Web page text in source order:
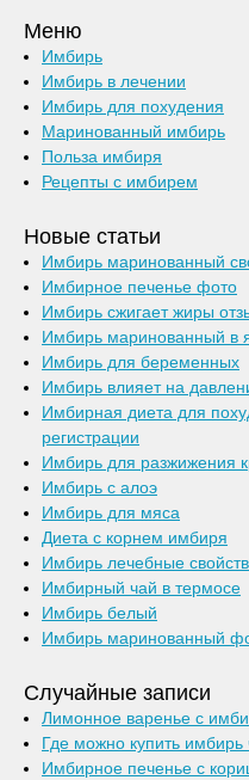
Меню
Имбирь
Имбирь в лечении
Имбирь для похудения
Маринованный имбирь
Польза имбиря
Рецепты с имбирем
Новые статьи
Имбирь маринованный
Имбирное печенье фото
Имбирь сжигает жиры
Имбирь маринованный в
Имбирь для беременных
Имбирь влияет на
Имбирная диета для
регистрации
Имбирь для разжижения
Имбирь с алоэ
Имбирь для мяса
Диета с корнем имбиря
Имбирь лечебные
Имбирный чай в термосе
Имбирь белый
Имбирь маринованный
Случайные записи
Лимонное варенье с
Где можно купить имбирь
Имбирное печенье с